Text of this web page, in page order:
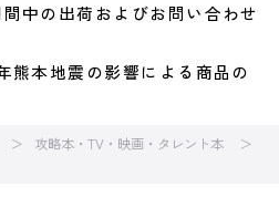
の出荷およびお問い合わせ
本地震の影響による商品の
攻略本・TV・映画・タレント本